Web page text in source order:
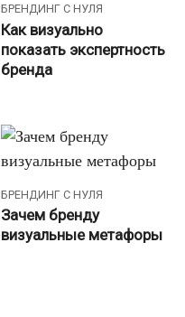
БРЕНДИНГ С НУЛЯ
Как визуально
показать экспертность
бренда
БРЕНДИНГ С НУЛЯ
Зачем бренду
визуальные метафоры